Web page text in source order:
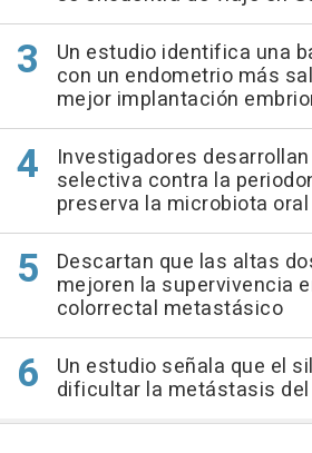
Un estudio identifica una
con un endometrio más
mejor implantación
Investigadores
selectiva contra la
preserva la microbiota oral
Descartan que las altas
mejoren la supervivencia
colorrectal metastásico
Un estudio señala que el
dificultar la metástasis